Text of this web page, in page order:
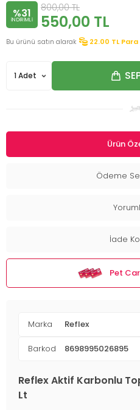
%31
INDIRIMLI
800,00TL
550,00 TL
Bu ürünü satın alarak 22.00 TL
Ürün
Ödeme
İade
Pet
Marka Reflex
Barkod 8698995026895
Reflex Aktif Karbonlu
Lt